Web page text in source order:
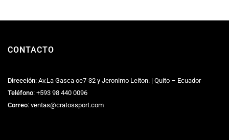
CONTACTO
Dirección: Av.La Gasca oe7-32 y Jeronimo Leiton. | Quito – Ecuador
Teléfono: +593 98 440 0096
Correo: ventas@cratossport.com